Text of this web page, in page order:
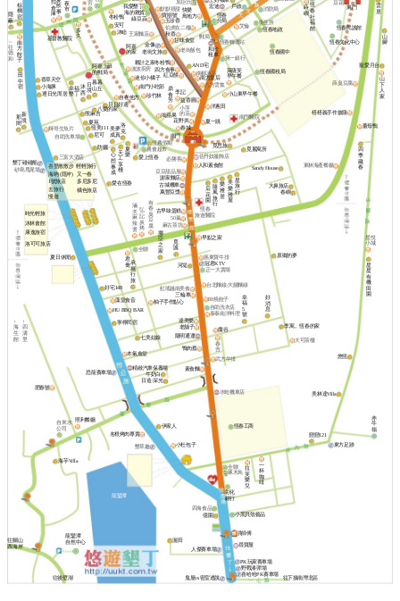
往下接南灣北區
往後壁湖
薑母鴨
宏迪 戶政
恆春
分局
東門
星
星
有
機
田
園
消防局
衛生所
恆春地政
艾倫
恆春國中
恆春轉運站
恆春國稅局
小山東早午餐
第一銀行
南門醫院
屈臣氏
秋香
和欣
租車
老街飯包
南方皇后
夜
市
基督教醫院
幸福
墾丁
阿嘉上班
的郵局
阿嘉
的家
我愛墾丁
綠豆蒜
王家麵店
金像
夥計之家冬粉鴨
珍竹林
李記
鴻蘋果
郵局
南都冰店
農會超市
恆農假期
南門
佐丹奴服飾店
人和素食館
豆豆甜品屋
謝家麵店
古城機車
萬豐豆漿
恆春
旅遊醫院
古早味蛋糕
全聯
砂島甩尾場
夏日休閒
河堤
冠君KTV
正一大賣場
三輪車
本氣食堂
達美樂
老舖子
鴨肉蔡
素食麵
精緻汽車保養場
照利餐廳
自來水
公司
龍鑾潭
自然中心
往關山
西海岸
龍鑾潭
原鄉的夢
恆春工商
伊家人
名根烤肉專賣
小杜包子
赤
牛
嶺
戀戀121
一
杯
咖
啡
四海食品
人傑賽車場
鬼屋vs密室逃脫
洪師傅
尋寶屋
PK玩家賽車場
喜哈哈PK賽車場
50嵐
君
喬
1號旅店
美夢
成真
星
旅
行
樂
雅
居
全聯
夏苑
輕輕旅行
愛上恆春
慢遊
沐睦
時光輕旅
野戰漆彈場
墾丁碰碰船
海芋Villa
覓思旅
去旅行
藻堂食音 88燒餃子
沐林會館
四
季
藏
春
渥田
寶順號
玉珍香
快樂
鳥地方
南
方
餃
子
拉
芙
樂
兒
彰化
銀行
自助洗衣店
恐龍賽車場
益香圓
承
攜
行
旅
田
中
宿
七美姑娘
花野井
早點之家
夏一跳
洋蔥田
麋谷
多
久
恆美111
冬粉鴨
美林達Villa
天
工
享
棧
夏
樂
心
想
事
成
南門小吃部
自在他方
防曬
逐日光而居
愛在恆春
多尼多尼
隨
風
旅
行
迷你小橘子
扣
倉
庫
好
消
息
波波廚房
億園
飲
事
默默很甜
水蛙機車店
鼎
食
芳
大可茶樓
海的雜貨
洛
克
棕
櫚
宿
安可
啄木鳥
悠恆
大鼻旅店
牛奶白
幸
福
5
號
美
樂
雅
屋
李寓。恆春的家
康逸旅宿
星悅
小城
尼可
柚子手作點心
甘味食堂
墾草趣
榙榙義手作披薩
四方食事
寧檸民宿
Sandy House
覓麗寓所
老街文旅
洛可可旅店
小黑貝殼藝品
台北麵線/大腸麵線
自助洗車場
豆花
春城
小海豚
肥春號
↑
四
溝
里
↑
海
生
館
日造·深光
隱
蔽
←
往
德
和
山
下
人
家
泰泰南洋料理
三富大酒店
陽明通運
武方牛排
HU BBQ BAR
小萍
的店
好宅148
東林海產餐廳
覓
謐
蒔
嶼
恆
春
社
福
館
山
腳
東方足跡
峇里散散步
必勝客
輝哥生魚片
春嶼
香草天空
AND宅
后
花
園
橘色旅店
孫東寶牛排
日日好適
八樂的家
熊麻吉
萊薩芙
早午餐
那
間
雲
居
暮暮
山丘
日
境
沐
西
恆春民謠館
挪
亞
之
家
虹瑤越南美食
麻古茶坊
伯虎在二樓
寵愛月台
又一春
紅豆餅
宮
海吶 (隱岸)
恆春文化中心
有
春
臭
豆
腐
弘
記
炭
烤
滷
夫
麻
辣
燙
新
境
薛臭豆腐
春
吉
八方雲集